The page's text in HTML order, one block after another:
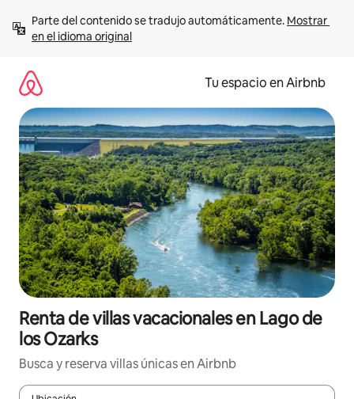
contenido
Parte del contenido se tradujo automáticamente. Mostrar
en el idioma original
Tu espacio en Airbnb
Renta de villas vacacionales en Lago de
los Ozarks
Busca y reserva villas únicas en Airbnb